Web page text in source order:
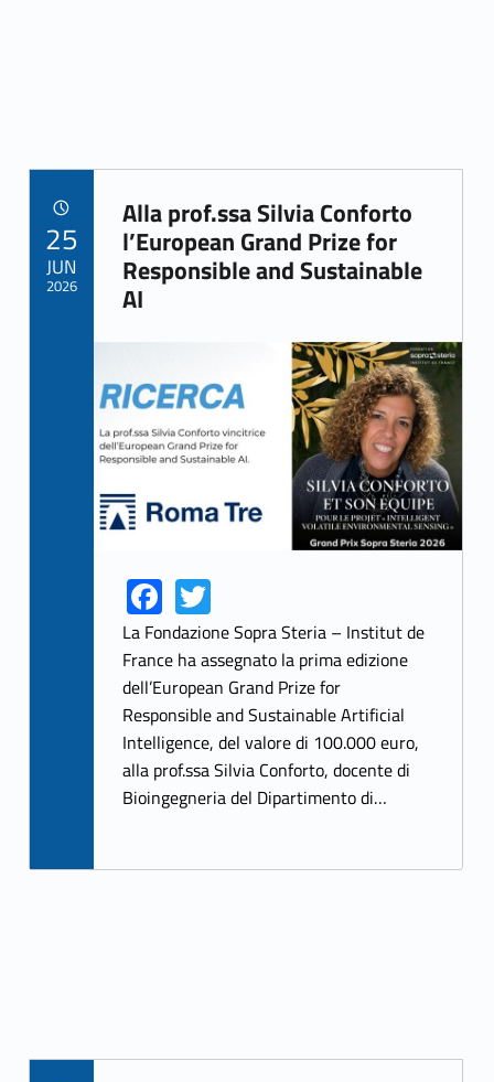
Link identifier archive #link-archive-33855
Alla prof.ssa Silvia Conforto
l’European Grand Prize for
Responsible and Sustainable
AI
Link identifier archive #link-archive-thumb-soap-57741
Link identifier share facebook archive #share-link-archive-91618Fa
ce
b
o
o
k
Link identifier share twitter archive #share-link-archive-51492T
w
itt
er
La Fondazione Sopra Steria – Institut de
France ha assegnato la prima edizione
dell’European Grand Prize for
Responsible and Sustainable Artificial
Intelligence, del valore di 100.000 euro,
alla prof.ssa Silvia Conforto, docente di
Bioingegneria del Dipartimento di…
25
JUN
2026